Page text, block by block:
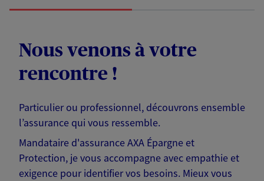
Nous venons à votre
rencontre !
Particulier ou professionnel, découvrons ensemble
l’assurance qui vous ressemble.
Mandataire d'assurance AXA Épargne et
Protection, je vous accompagne avec empathie et
exigence pour identifier vos besoins. Mieux vous